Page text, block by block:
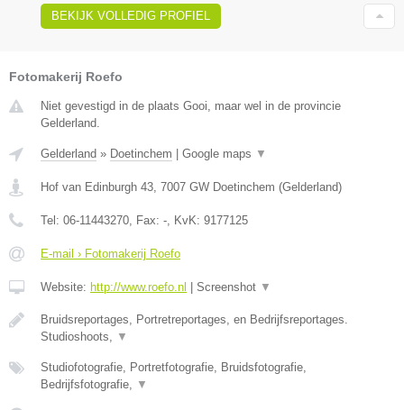
BEKIJK VOLLEDIG PROFIEL
Fotomakerij Roefo
Niet gevestigd in de plaats Gooi, maar wel in de provincie
Gelderland.
Gelderland » Doetinchem Google maps ▼
Hof van Edinburgh 43 7007 GW Doetinchem (Gelderland)
Tel: 06-11443270 , Fax: - , KvK: 9177125
E-mail › Fotomakerij Roefo
Website: http://www.roefo.nl Screenshot ▼
Bruidsreportages, Portretreportages, en Bedrijfsreportages.
Studioshoots,
▼
Studiofotografie, Portretfotografie, Bruidsfotografie,
Bedrijfsfotografie,
▼